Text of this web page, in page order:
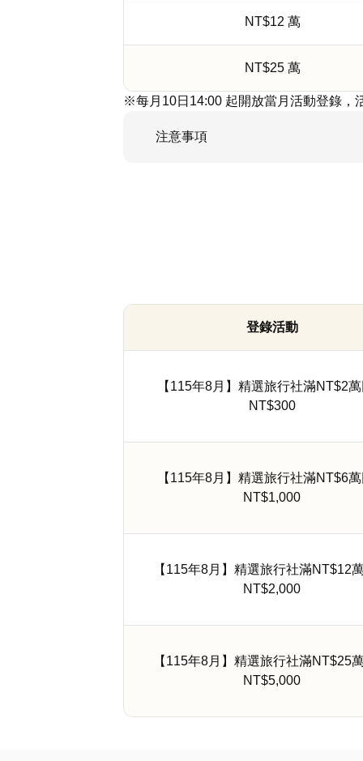
NT$12 萬
NT$25 萬
※每月10日14:00 起開放當月活動登錄，
注意事項
登錄活動
【115年8月】精選旅行社滿NT$2
NT$300
【115年8月】精選旅行社滿NT$6
NT$1,000
【115年8月】精選旅行社滿NT$12
NT$2,000
【115年8月】精選旅行社滿NT$25
NT$5,000